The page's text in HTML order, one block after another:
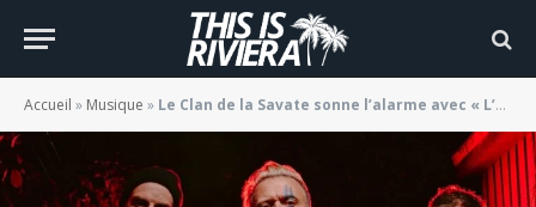
Accueil » Musique » Le Clan de la Savate sonne l’alarme avec « L’Amérique est en danger »